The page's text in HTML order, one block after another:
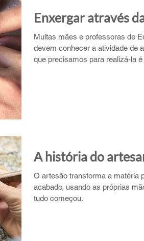
Enxergar através
Muitas mães e professoras de
devem conhecer a atividade de
que precisamos para realizá-la
A história do
O artesão transforma a matéria
acabado, usando as próprias
tudo começou.